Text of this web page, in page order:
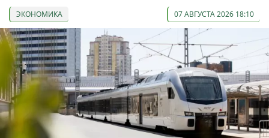
ЭКОНОМИКА 07 АВГУСТА 2026 18:10